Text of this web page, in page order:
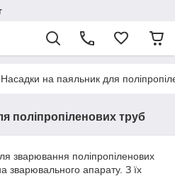
Насадки на паяльник для
поліпропіленових труб
зварювання поліпропіленових
зварювального апарату. З їх